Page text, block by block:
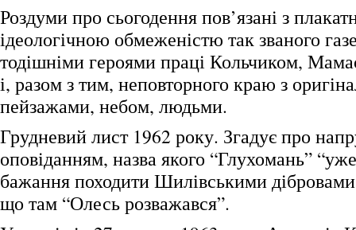
Роздуми про сьогодення пов’язані з
ідеологічною обмеженістю так званого
тодішніми героями праці Кольчиком,
і, разом з тим, неповторного краю з
пейзажами, небом, людьми.
Грудневий лист 1962 року. Згадує про
оповіданням, назва якого “Глухомань”
бажання походити Шилівськими
що там “Олесь розважався”.